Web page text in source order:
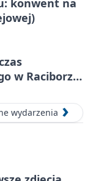
w Raciborzu
wydarzenia